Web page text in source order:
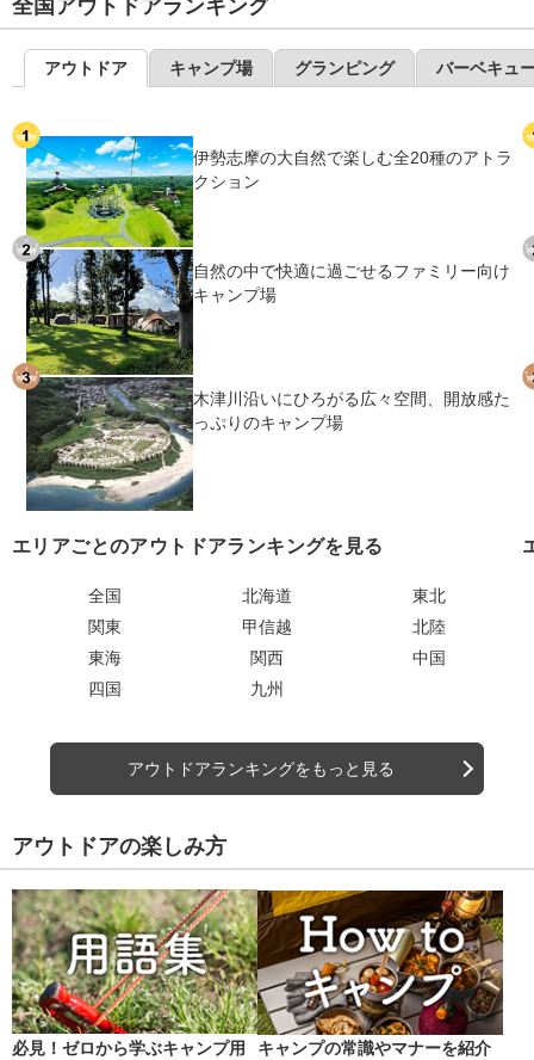
全国アウトドアランキング
アウトドア キャンプ場 グランピング バーベキュ
伊勢志摩の大自然で楽しむ全20種のアトラ
クション
自然の中で快適に過ごせるファミリー向け
キャンプ場
木津川沿いにひろがる広々空間、開放感た
っぷりのキャンプ場
エリアごとのアウトドアランキングを見る
全国 北海道
東北
関東
甲信越
北陸
東海
関西
中国
四国
九州
アウトドアランキングをもっと見る
アウトドアの楽しみ方
必見！ゼロから学ぶキャンプ用
キャンプの常識やマナーを紹介